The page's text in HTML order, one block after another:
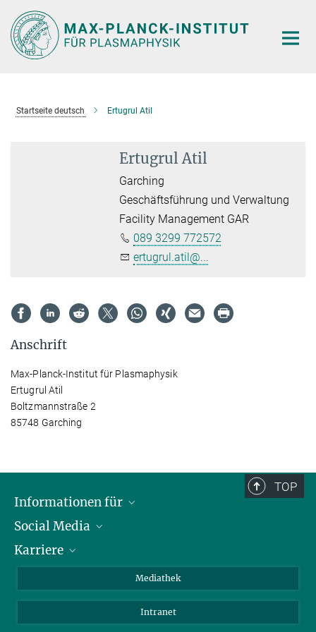
Hauptinhalt
Startseite deutsch Ertugrul Atil
Ertugrul Atil
Garching
Geschäftsführung und Verwaltung
Facility Management GAR
089 3299 772572
ertugrul.atil@...
Anschrift
Max-Planck-Institut für Plasmaphysik
Ertugrul Atil
Boltzmannstraße 2
85748 Garching
TOP
Informationen für
Journalisten
Schule
Social Media
LinkedIn
Karriere
Mediathek
Intranet